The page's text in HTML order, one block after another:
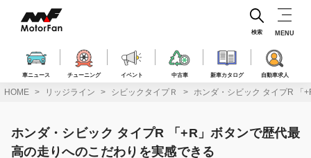
ス
車ニュース チューニング イベント 中古車 新車カタログ 自動車求人
検索 MENU
HOME リッジライン シビックタイプＲ ホンダ・シビック タイプR 「
ホンダ・シビック タイプR 「+R」ボタンで歴代最
高の走りへのこだわりを実感できる